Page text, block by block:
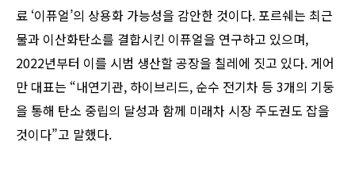
료 ‘이퓨얼’의 상용화 가능성을 감안한 것이다. 포르쉐는 최근
물과 이산화탄소를 결합시킨 이퓨얼을 연구하고 있으며,
2022년부터 이를 시범 생산할 공장을 칠레에 짓고 있다. 게어
만 대표는 “내연기관, 하이브리드, 순수 전기차 등 3개의 기둥
을 통해 탄소 중립의 달성과 함께 미래차 시장 주도권도 잡을
것이다”고 말했다.